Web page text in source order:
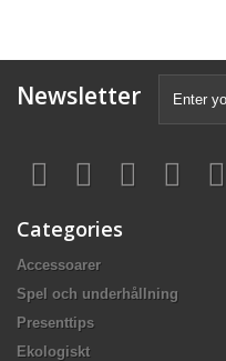
Newsletter
Categories
Accessoarer
Spel och underhållning
Presenttips
Ekologiskt